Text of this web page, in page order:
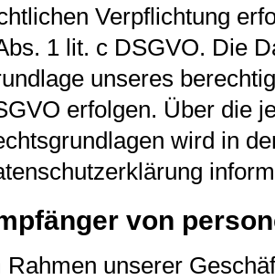
Verpflichtung
1 lit. c DSGVO. Die
unseres
erfolgen. Über die
wird in
von
Rahmen unserer